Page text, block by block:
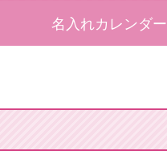
名入れカレンダー